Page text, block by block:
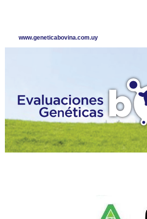
www.geneticabovina.com.uy